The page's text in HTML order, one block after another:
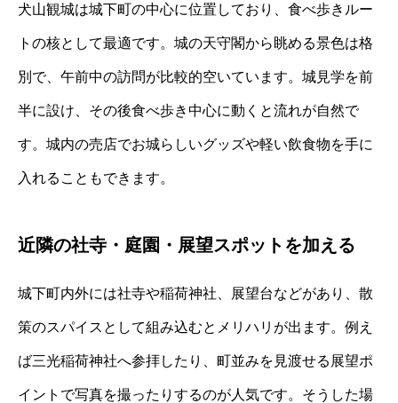
犬山観城は城下町の中心に位置しており、食べ歩きルー
トの核として最適です。城の天守閣から眺める景色は格
別で、午前中の訪問が比較的空いています。城見学を前
半に設け、その後食べ歩き中心に動くと流れが自然で
す。城内の売店でお城らしいグッズや軽い飲食物を手に
入れることもできます。
近隣の社寺・庭園・展望スポットを加える
城下町内外には社寺や稲荷神社、展望台などがあり、散
策のスパイスとして組み込むとメリハリが出ます。例え
ば三光稲荷神社へ参拝したり、町並みを見渡せる展望ポ
イントで写真を撮ったりするのが人気です。そうした場